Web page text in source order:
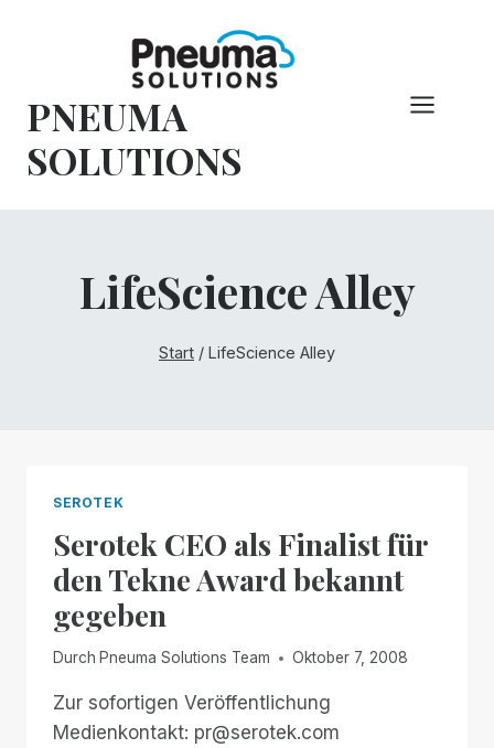
PNEUMA
SOLUTIONS
LifeScience Alley
Start / LifeScience Alley
SEROTEK
Serotek CEO als Finalist für
den Tekne Award bekannt
gegeben
Durch Pneuma Solutions Team Oktober 7, 2008
Zur sofortigen Veröffentlichung
Medienkontakt: pr@serotek.com